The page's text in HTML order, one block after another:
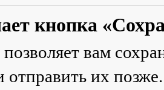
кнопка
вам
отправить их